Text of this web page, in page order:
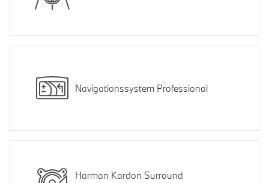
Navigationssystem Professional
Harman Kardon Surround